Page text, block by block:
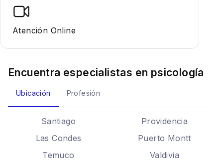
Atención Online
Encuentra especialistas en psicología
Ubicación Profesión
Santiago
Providencia
Las Condes
Puerto Montt
Temuco
Valdivia